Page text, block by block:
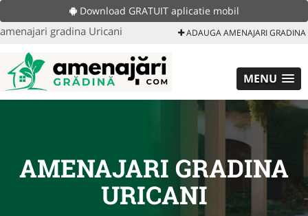
Download GRATUIT aplicatie mobil
amenajari gradina Uricani ADAUGA AMENAJARI GRADINA
MENU
AMENAJARI GRADINA
URICANI